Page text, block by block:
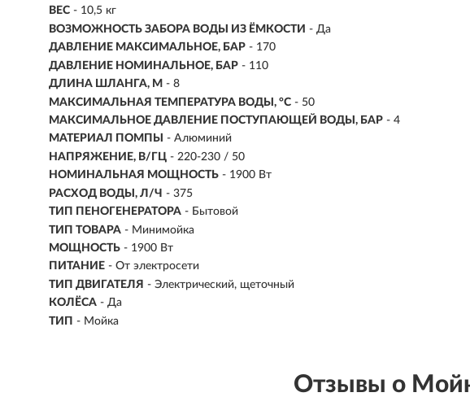
ВЕС - 10,5 кг
ВОЗМОЖНОСТЬ ЗАБОРА ВОДЫ ИЗ ЁМКОСТИ - Да
ДАВЛЕНИЕ МАКСИМАЛЬНОЕ, БАР - 170
ДАВЛЕНИЕ НОМИНАЛЬНОЕ, БАР - 110
ДЛИНА ШЛАНГА, М - 8
МАКСИМАЛЬНАЯ ТЕМПЕРАТУРА ВОДЫ, °С - 50
МАКСИМАЛЬНОЕ ДАВЛЕНИЕ ПОСТУПАЮЩЕЙ ВОДЫ, БАР - 4
МАТЕРИАЛ ПОМПЫ
- Алюминий
НАПРЯЖЕНИЕ, В/ГЦ - 220-230 / 50
НОМИНАЛЬНАЯ МОЩНОСТЬ - 1900 Вт
РАСХОД ВОДЫ, Л/Ч - 375
ТИП ПЕНОГЕНЕРАТОРА - Бытовой
ТИП ТОВАРА - Минимойка
МОЩНОСТЬ - 1900 Вт
ПИТАНИЕ - От электросети
ТИП ДВИГАТЕЛЯ - Электрический, щеточный
КОЛЁСА - Да
ТИП - Мойка
Отзывы о